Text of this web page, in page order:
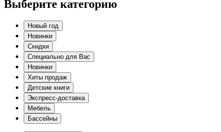
Выберите категорию
Новый год
Новинки
Скидки
Специально для Вас
Новинки
Хиты продаж
Детские книги
Экспресс-доставка
Мебель
Бассейны